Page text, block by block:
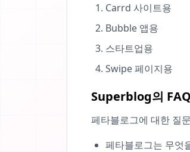
Carrd 사이트용
Bubble 앱용
스타트업용
Swipe 페이지용
Superblog의 FAQ
페타블로그에 대한 질
페타블로그는 무엇